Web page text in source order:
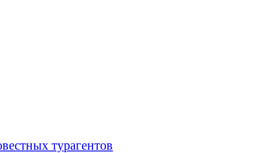
турагентов